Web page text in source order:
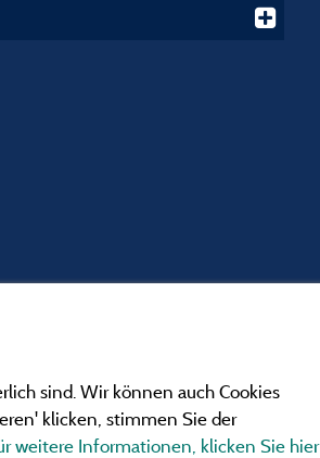
sind. Wir können auch Cookies
klicken, stimmen Sie der
weitere Informationen, klicken Sie hier